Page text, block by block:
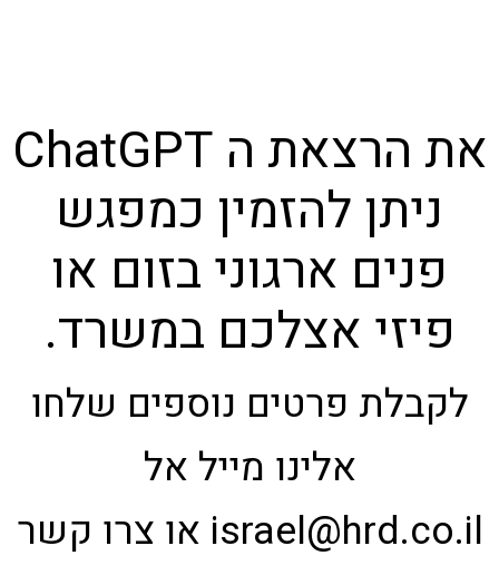
את הרצאת ה ChatGPT
ניתן להזמין כמפגש
פנים ארגוני בזום או
פיזי אצלכם במשרד.
לקבלת פרטים נוספים שלחו
אלינו מייל אל
israel@hrd.co.il או צרו קשר